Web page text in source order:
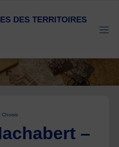
ES DES TERRITOIRES
Choisis
–